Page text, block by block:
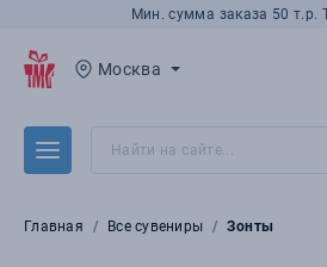
Мин. сумма заказа 50 т.р.
Москва
Главная Все сувениры Зонты